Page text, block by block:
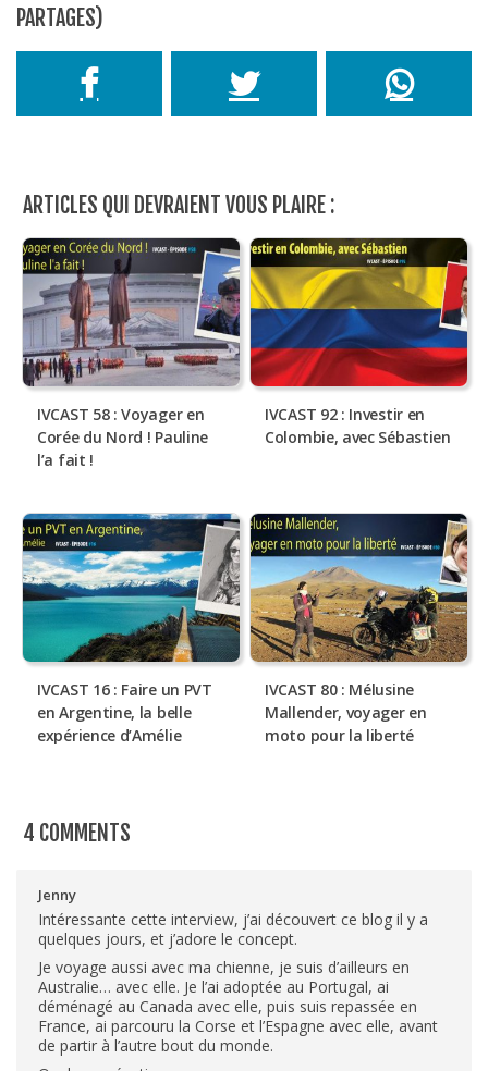
PARTAGES)
ARTICLES QUI DEVRAIENT VOUS PLAIRE :
IVCAST 58 : Voyager en
Corée du Nord ! Pauline
l’a fait !
IVCAST 92 : Investir en
Colombie, avec Sébastien
IVCAST 16 : Faire un PVT
en Argentine, la belle
expérience d’Amélie
IVCAST 80 : Mélusine
Mallender, voyager en
moto pour la liberté
4 COMMENTS
Jenny
Intéressante cette interview, j’ai découvert ce blog il y a
quelques jours, et j’adore le concept.
Je voyage aussi avec ma chienne, je suis d’ailleurs en
Australie… avec elle. Je l’ai adoptée au Portugal, ai
déménagé au Canada avec elle, puis suis repassée en
France, ai parcouru la Corse et l’Espagne avec elle, avant
de partir à l’autre bout du monde.